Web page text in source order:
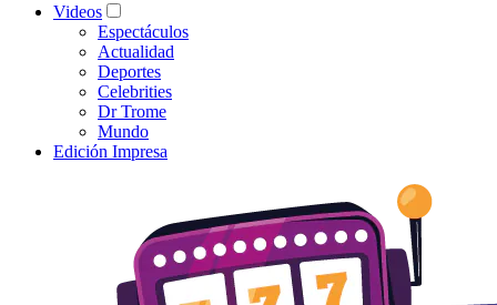
Videos
Espectáculos
Actualidad
Deportes
Celebrities
Dr Trome
Mundo
Edición Impresa